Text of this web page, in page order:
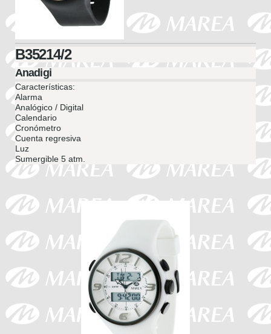
B35214/2
Anadigi
Características:
Alarma
Analógico / Digital
Calendario
Cronómetro
Cuenta regresiva
Luz
Sumergible 5 atm.